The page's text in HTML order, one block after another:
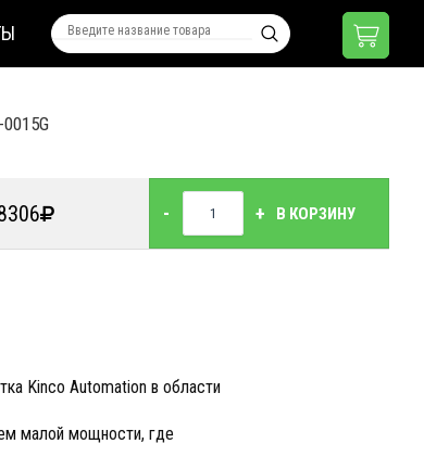
- + В КОРЗИНУ
Kinco Automation в области
малой мощности, где